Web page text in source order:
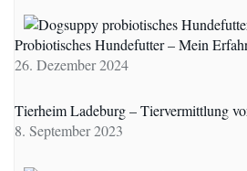
Probiotisches Hundefutter – Mein
26. Dezember 2024
Tierheim Ladeburg – Tiervermittlung
8. September 2023